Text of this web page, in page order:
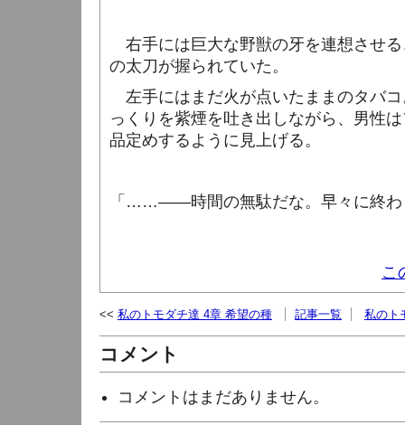
右手には巨大な野獣の牙を連想させ
の太刀が握られていた。
左手にはまだ火が点いたままのタバ
っくりを紫煙を吐き出しながら、男性
品定めするように見上げる。
「……――時間の無駄だな。早々に終わ
こ
私のトモダチ達 4章 希望の種 記事一覧 私のト
コメント
コメントはまだありません。